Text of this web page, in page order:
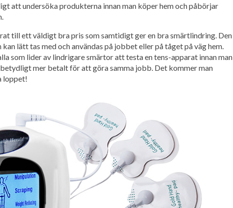
att undersöka produkterna innan man köper hem och påbörjar
till ett väldigt bra pris som samtidigt ger en bra smärtlindring. Den
lätt tas med och användas på jobbet eller på tåget på väg hem.
som lider av lindrigare smärtor att testa en tens-apparat innan man
mer betalt för att göra samma jobb. Det kommer man
loppet!